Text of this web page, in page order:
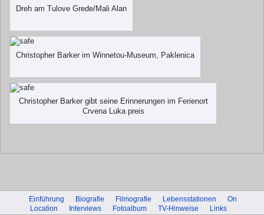
Dreh am Tulove Grede/Mali Alan
Christopher Barker im Winnetou-Museum, Paklenica
Christopher Barker gibt seine Erinnerungen im Ferienort
Crvena Luka preis
Einführung Biografie Filmografie Lebensstationen
On
Location
Interviews Fotoalbum TV-Hinweise
Links